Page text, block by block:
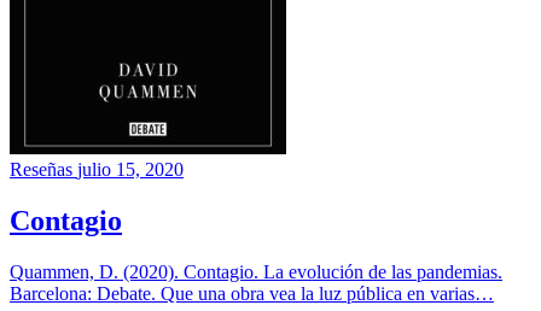
Reseñas julio 15, 2020
Contagio
Quammen, D. (2020). Contagio. La evolución de las pandemias.
Barcelona: Debate. Que una obra vea la luz pública en varias…